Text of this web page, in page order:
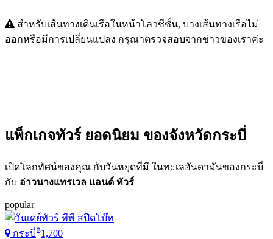
สำหรับเส้นทางเดินเรือในหน้าโลวซีซั่น, บางเส้นทางเรือไม่
ออกหรือมีการเปลี่ยนแปลง กรุณาตรวจสอบจากข่าวของเราค่ะ
แพ็กเกจทัวร์ ยอดนิยม ของจังหวัดกระบี่
เปิดโลกทัศน์ของคุณ กับวันหยุดที่มี ในทะเลอันดามันของกระบี่
กับ อ่าวนางแทรเวล แอนด์ ทัวร์
popular
กระบี่฿1,700